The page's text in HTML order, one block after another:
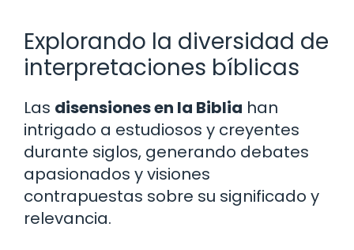
Explorando la diversidad de
interpretaciones bíblicas
Las disensiones en la Biblia han
intrigado a estudiosos y creyentes
durante siglos, generando debates
apasionados y visiones
contrapuestas sobre su significado y
relevancia.